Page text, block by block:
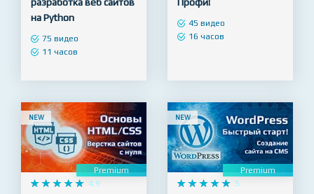
    
     4.9
Django 3 - Full Stack
разработка веб сайтов
на Python
  
  
WordPress – с нуля до
Профи!
NEW NEW